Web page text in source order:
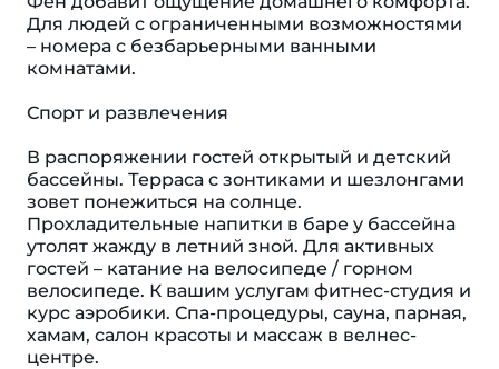
Для людей с ограниченными возможностями
– номера с безбарьерными ванными
комнатами.
Спорт и развлечения
В распоряжении гостей открытый и детский
бассейны. Терраса с зонтиками и шезлонгами
зовет понежиться на солнце.
Прохладительные напитки в баре у бассейна
утолят жажду в летний зной. Для активных
гостей – катание на велосипеде / горном
велосипеде. К вашим услугам фитнес-студия и
курс аэробики. Спа-процедуры, сауна, парная,
хамам, салон красоты и массаж в велнес-
центре.